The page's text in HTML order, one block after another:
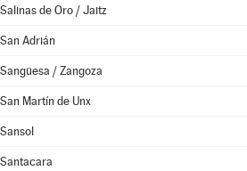
Salinas de Oro / Jaitz
San Adrián
Sangüesa / Zangoza
San Martín de Unx
Sansol
Santacara